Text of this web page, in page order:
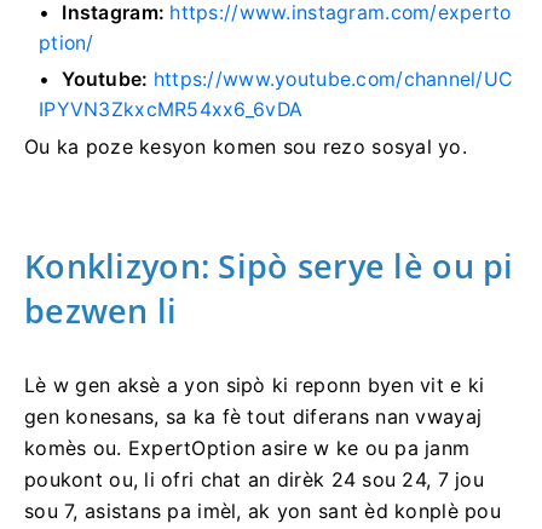
Instagram: https://www.instagram.com/experto
ption/
Youtube: https://www.youtube.com/channel/UC
IPYVN3ZkxcMR54xx6_6vDA
Ou ka poze kesyon komen sou rezo sosyal yo.
Konklizyon: Sipò serye lè ou pi
bezwen li
Lè w gen aksè a yon sipò ki reponn byen vit e ki
gen konesans, sa ka fè tout diferans nan vwayaj
komès ou. ExpertOption asire w ke ou pa janm
poukont ou, li ofri chat an dirèk 24 sou 24, 7 jou
sou 7, asistans pa imèl, ak yon sant èd konplè pou